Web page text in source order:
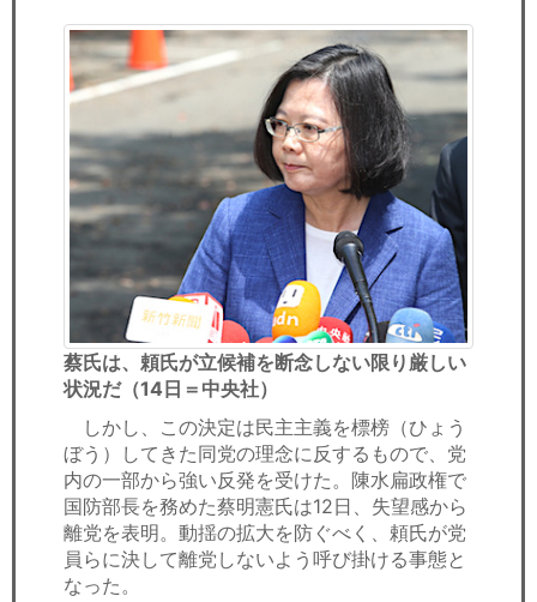
蔡氏は、頼氏が立候補を断念しない限り厳しい
状況だ（14日＝中央社）
しかし、この決定は民主主義を標榜（ひょう
ぼう）してきた同党の理念に反するもので、党
内の一部から強い反発を受けた。陳水扁政権で
国防部長を務めた蔡明憲氏は12日、失望感から
離党を表明。動揺の拡大を防ぐべく、頼氏が党
員らに決して離党しないよう呼び掛ける事態と
なった。